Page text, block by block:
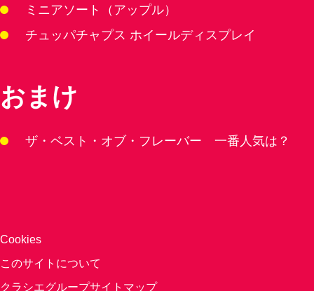
ミニアソート（アップル）
チュッパチャプス ホイールディスプレイ
おまけ
ザ・ベスト・オブ・フレーバー 一番人気は？
Cookies
このサイトについて
クラシエグループサイトマップ